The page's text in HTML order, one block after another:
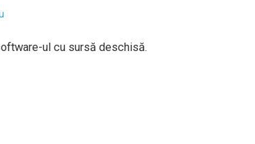
ul cu sursă deschisă.